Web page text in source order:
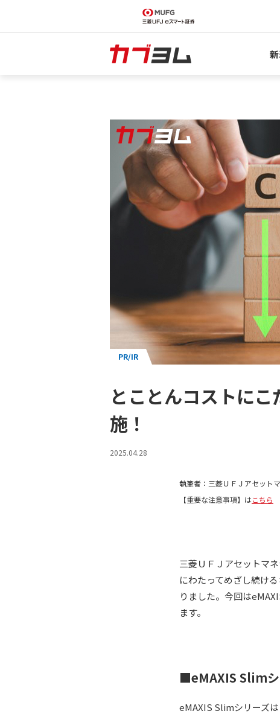
PR/IR
とことんコストに
施！
2025.04.28
執筆者：三菱ＵＦＪアセット
【重要な注意事項】はこちら
三菱ＵＦＪアセットマ
にわたってめざし続け
りました。今回は
ます。
■eMAXIS Slimシ
eMAXIS Slimシリーズ